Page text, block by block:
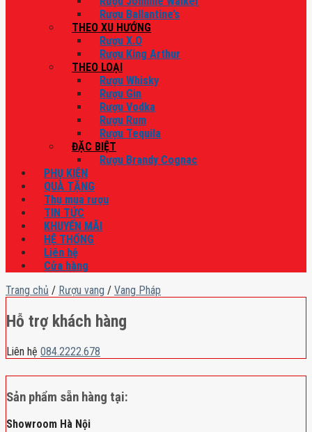
Rượu Ballantine’s
THEO XU HƯỚNG
Rượu X.O
Rượu King Arthur
THEO LOẠI
Rượu Whisky
Rượu Gin
Rượu Vodka
Rượu Rum
Rượu Tequila
ĐẶC BIỆT
Rượu Brandy Cognac
PHỤ KIỆN
QUÀ TẶNG
Thu mua rượu
TIN TỨC
KHUYẾN MÃI
HỆ THỐNG
Liên hệ
Cửa hàng
Trang chủ / Rượu vang / Vang Pháp
Hỗ trợ khách hàng
Liên hệ 084.2222.678
Sản phẩm sẵn hàng tại:
Showroom Hà Nội